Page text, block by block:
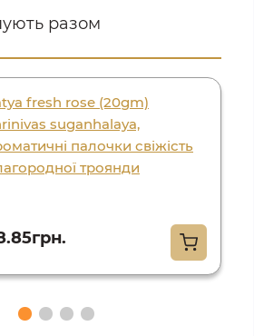
разом
fresh rose (20gm)
suganhalaya,
палочки свіжість
троянди